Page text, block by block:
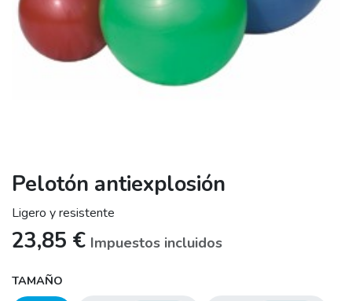
Pelotón antiexplosión
Ligero y resistente
23,85 € Impuestos incluidos
TAMAÑO